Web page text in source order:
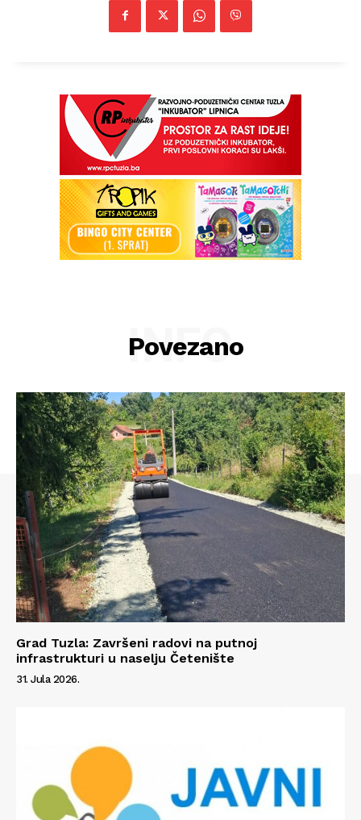
Povezano
INFO
Grad Tuzla: Završeni radovi na putnoj
infrastrukturi u naselju Četenište
31. Jula 2026.